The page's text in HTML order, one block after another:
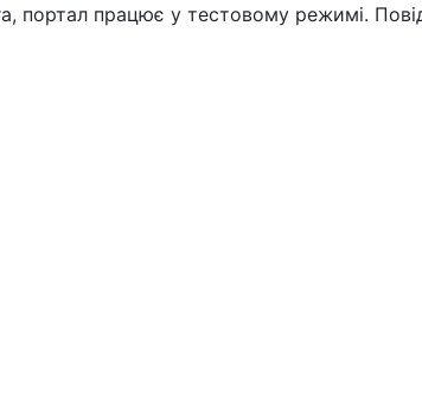
портал працює у тестовому режимі.